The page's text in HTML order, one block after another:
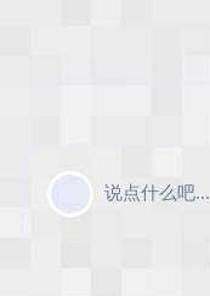
说点什么吧...